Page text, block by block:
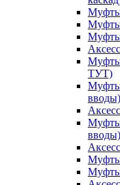
Муфты
Муфты
Муфты
ТУТ)
Муфты
вводы)
Муфты
вводы)
Муфты
Муфты